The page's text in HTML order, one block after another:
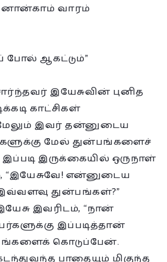
வாரம்
போல் ஆகட்டும்”
இயேசுவின் புனித
காட்சிகள்
இவர் தன்னுடைய
மேல் துன்பங்களைச்
இருக்கையில் ஒருநாள்
“இயேசுவே! என்னுடைய
துன்பங்கள்?”
இவரிடம், “நான்
இப்படித்தான்
கொடுப்பேன்.